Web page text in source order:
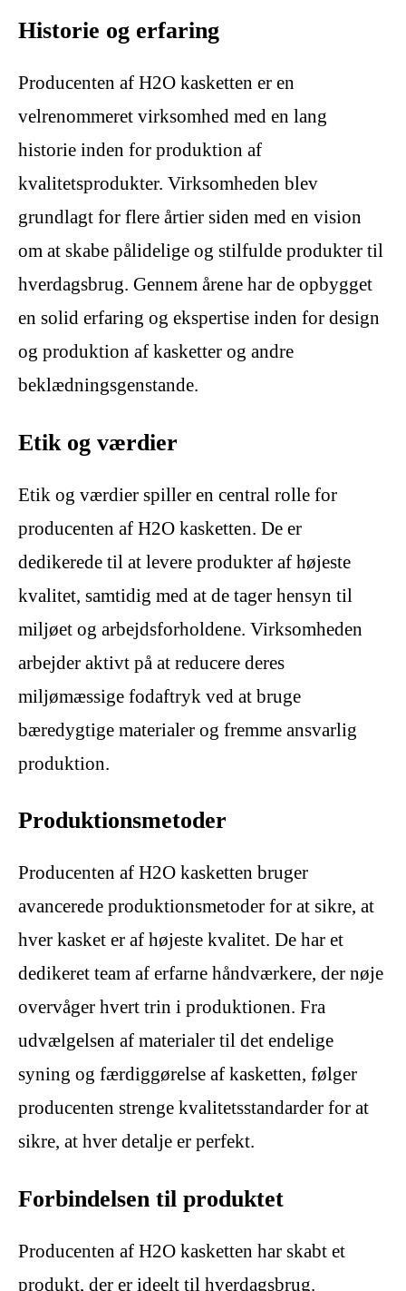
Historie og erfaring
Producenten af H2O kasketten er en
velrenommeret virksomhed med en lang
historie inden for produktion af
kvalitetsprodukter. Virksomheden blev
grundlagt for flere årtier siden med en vision
om at skabe pålidelige og stilfulde produkter til
hverdagsbrug. Gennem årene har de opbygget
en solid erfaring og ekspertise inden for design
og produktion af kasketter og andre
beklædningsgenstande.
Etik og værdier
Etik og værdier spiller en central rolle for
producenten af H2O kasketten. De er
dedikerede til at levere produkter af højeste
kvalitet, samtidig med at de tager hensyn til
miljøet og arbejdsforholdene. Virksomheden
arbejder aktivt på at reducere deres
miljømæssige fodaftryk ved at bruge
bæredygtige materialer og fremme ansvarlig
produktion.
Produktionsmetoder
Producenten af H2O kasketten bruger
avancerede produktionsmetoder for at sikre, at
hver kasket er af højeste kvalitet. De har et
dedikeret team af erfarne håndværkere, der nøje
overvåger hvert trin i produktionen. Fra
udvælgelsen af ​​materialer til det endelige
syning og færdiggørelse af kasketten, følger
producenten strenge kvalitetsstandarder for at
sikre, at hver detalje er perfekt.
Forbindelsen til produktet
Producenten af H2O kasketten har skabt et
produkt, der er ideelt til hverdagsbrug.